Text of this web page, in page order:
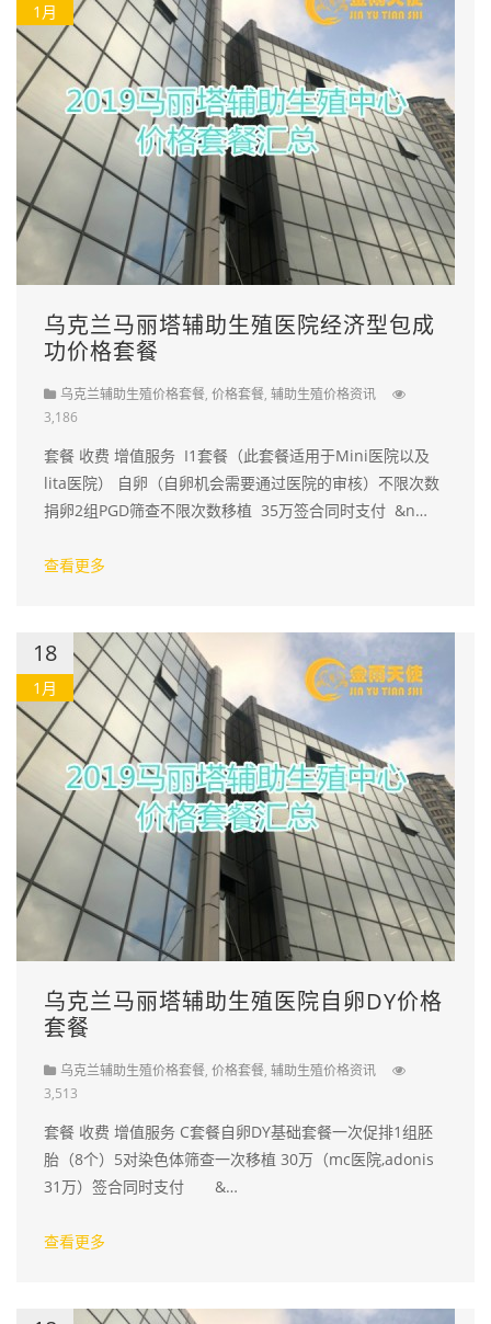
1月
乌克兰马丽塔辅助生殖医院经济型包成
功价格套餐
乌克兰辅助生殖价格套餐, 价格套餐, 辅助生殖价格资讯
3,186
套餐 收费 增值服务 I1套餐（此套餐适用于Mini医院以及
lita医院） 自卵（自卵机会需要通过医院的审核）不限次数
捐卵2组PGD筛查不限次数移植 35万签合同时支付 &n…
查看更多
18
1月
乌克兰马丽塔辅助生殖医院自卵DY价格
套餐
乌克兰辅助生殖价格套餐, 价格套餐, 辅助生殖价格资讯
3,513
套餐 收费 增值服务 C套餐自卵DY基础套餐一次促排1组胚
胎（8个）5对染色体筛查一次移植 30万（mc医院,adonis
31万）签合同时支付 &…
查看更多